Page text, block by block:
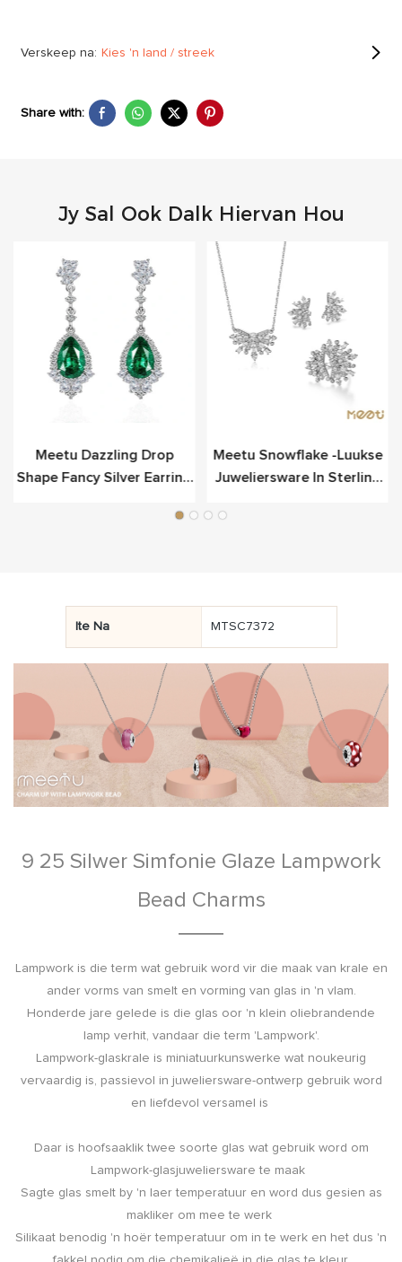
Verskeep na: Kies 'n land / streek
Share with:
Jy Sal Ook Dalk Hiervan Hou
Meetu Dazzling Drop
Shape Fancy Silver Earring
Meetu Snowflake -luukse
Juweliersware In Sterling
Ite Na MTSC7372
9 25 Silwer Simfonie Glaze Lampwork
Bead Charms
Lampwork is die term wat gebruik word vir die maak van krale en
ander vorms van smelt en vorming van glas in 'n vlam.
Honderde jare gelede is die glas oor 'n klein oliebrandende
lamp verhit, vandaar die term 'Lampwork'.
Lampwork-glaskrale is miniatuurkunswerke wat noukeurig
vervaardig is, passievol in juweliersware-ontwerp gebruik word
en liefdevol versamel is
Daar is hoofsaaklik twee soorte glas wat gebruik word om
Lampwork-glasjuweliersware te maak
Sagte glas smelt by 'n laer temperatuur en word dus gesien as
makliker om mee te werk
Silikaat benodig 'n hoër temperatuur om in te werk en het dus 'n